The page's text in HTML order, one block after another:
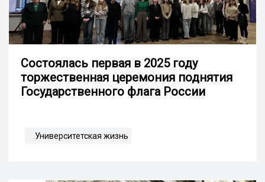
Cостоялась первая в 2025 году
торжественная церемония поднятия
Государственного флага России
Университетская жизнь